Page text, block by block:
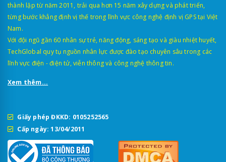
thành lập từ năm 2011, trải qua hơn 15 năm xây dựng và phát triển,
từng bước khẳng định vị thế trong lĩnh vực công nghệ định vị GPS tại Việt
Nam.
Với đội ngũ gần 60 nhân sự trẻ, năng động, sáng tạo và giàu nhiệt huyết,
TechGlobal quy tụ nguồn nhân lực được đào tạo chuyên sâu trong các
lĩnh vực điện - điện tử, viễn thông và công nghệ thông tin.
Xem thêm...
Giấy phép ĐKKD: 0105252565
Cấp ngày: 13/04/2011